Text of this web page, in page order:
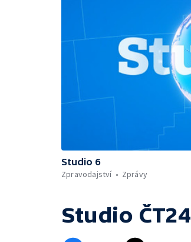
Studio 6
Zpravodajství
Zprávy
Studio ČT24